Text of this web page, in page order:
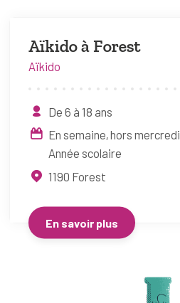
Aïkido à Forest
Aïkido
De 6 à 18 ans
En semaine, hors mercredi
Année scolaire
1190 Forest
En savoir plus